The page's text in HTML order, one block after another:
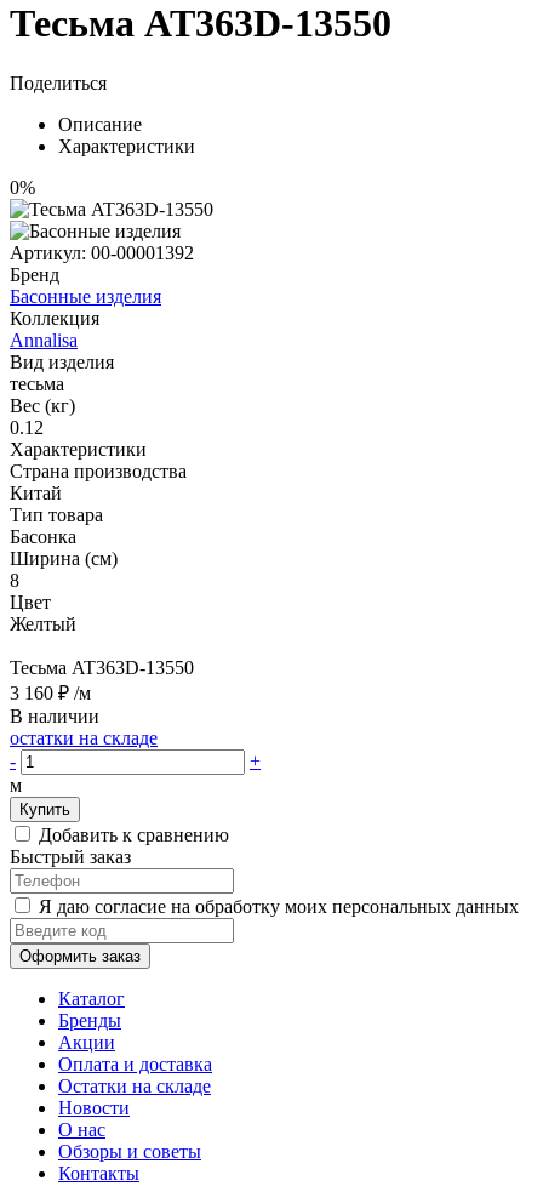
Тесьма AT363D-13550
Поделиться
Описание
Характеристики
0%
Артикул: 00-00001392
Бренд
Басонные изделия
Коллекция
Annalisa
Вид изделия
тесьма
Вес (кг)
0.12
Характеристики
Страна производства
Китай
Тип товара
Басонка
Ширина (см)
8
Цвет
Желтый
Тесьма AT363D-13550
3 160 ₽ /м
В наличии
остатки на складе
-
+
м
Купить
Добавить к сравнению
Быстрый заказ
Я даю согласие на обработку моих персональных данных
Оформить заказ
Каталог
Бренды
Акции
Оплата и доставка
Остатки на складе
Новости
О нас
Обзоры и советы
Контакты